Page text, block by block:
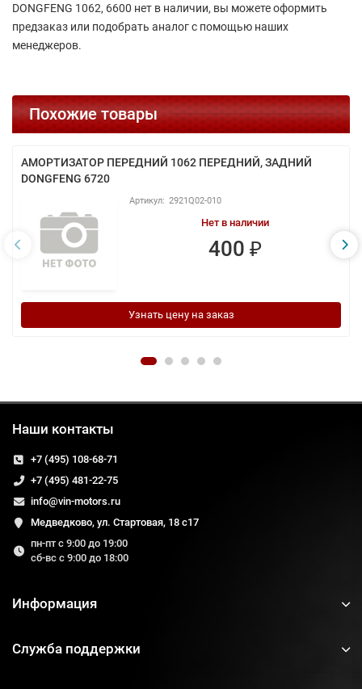
DONGFENG 1062, 6600 нет в наличии, вы можете оформить
предзаказ или подобрать аналог с помощью наших
менеджеров.
Похожие товары
АМОРТИЗАТОР ПЕРЕДНИЙ 1062 ПЕРЕДНИЙ, ЗАДНИЙ
DONGFENG 6720
2921Q02-010
Нет в наличии
400 ₽
Узнать цену на заказ
Наши контакты
+7 (495) 108-68-71
+7 (495) 481-22-75
info@vin-motors.ru
Медведково, ул. Стартовая, 18 с17
пн-пт с 9:00 до 19:00
сб-вс с 9:00 до 18:00
Информация
Служба поддержки